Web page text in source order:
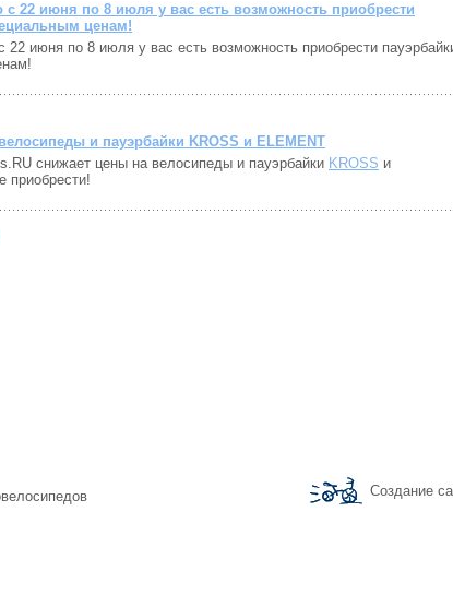
с 22 июня по 8 июля у вас есть возможность приобрести
ценам!
22 июня по 8 июля у вас есть возможность приобрести
и пауэрбайки KROSS и ELEMENT
снижает цены на велосипеды и пауэрбайки KROSS и
приобрести!
Создание